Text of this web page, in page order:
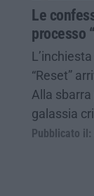
Le
processo
“Reset”
Alla
galassia
Pubblicato